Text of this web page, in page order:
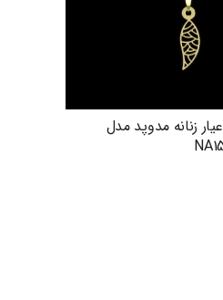
نیم ست طلا 18 عیار زنانه مدوپد مدل